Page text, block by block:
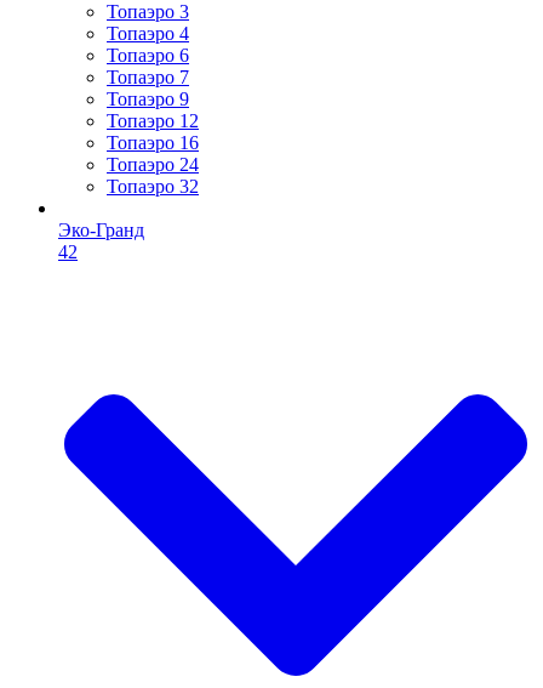
Топаэро 3
Топаэро 4
Топаэро 6
Топаэро 7
Топаэро 9
Топаэро 12
Топаэро 16
Топаэро 24
Топаэро 32
Эко-Гранд
42